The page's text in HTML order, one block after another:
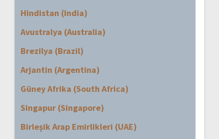
Hindistan (India)
Avustralya (Australia)
Brezilya (Brazil)
Arjantin (Argentina)
Güney Afrika (South Africa)
Singapur (Singapore)
Birleşik Arap Emirlikleri (UAE)